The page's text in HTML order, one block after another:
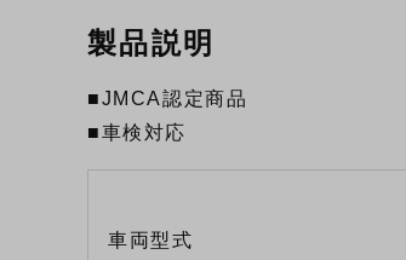
製品説明
■JMCA認定商品
■車検対応
車両型式